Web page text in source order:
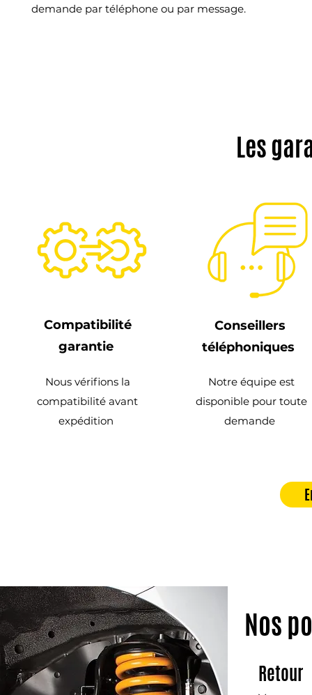
demande par téléphone ou par message.
Les
Compatibilité
garantie
Nous vérifions la
compatibilité avant
expédition
Conseillers
téléphoniques
Notre équipe est
disponible pour toute
demande
Nos
Retour